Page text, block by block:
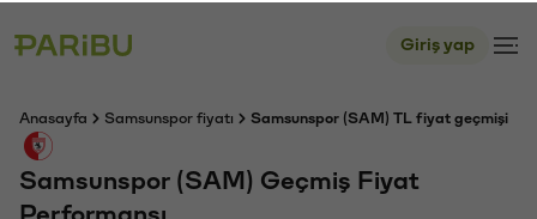
Giriş yap
Anasayfa Samsunspor fiyatı Samsunspor (SAM) TL fiyat geçmişi
Samsunspor (SAM) Geçmiş Fiyat
Performansı